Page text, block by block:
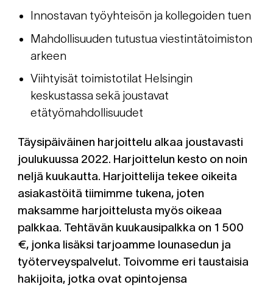
Innostavan työyhteisön ja kollegoiden tuen
Mahdollisuuden tutustua viestintätoimiston
arkeen
Viihtyisät toimistotilat Helsingin
keskustassa sekä joustavat
etätyömahdollisuudet
Täysipäiväinen harjoittelu alkaa joustavasti
joulukuussa 2022. Harjoittelun kesto on noin
neljä kuukautta. Harjoittelija tekee oikeita
asiakastöitä tiimimme tukena, joten
maksamme harjoittelusta myös oikeaa
palkkaa. Tehtävän kuukausipalkka on 1 500
€, jonka lisäksi tarjoamme lounasedun ja
työterveyspalvelut. Toivomme eri taustaisia
hakijoita, jotka ovat opintojensa